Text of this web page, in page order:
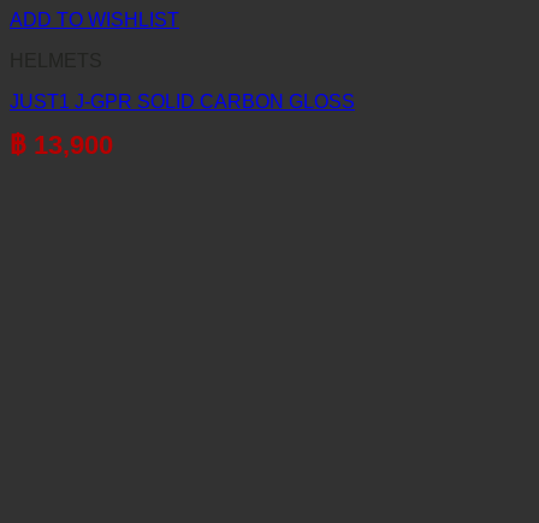
ADD TO WISHLIST
JUST1 J-GPR SOLID CARBON GLOSS
฿ 13,900